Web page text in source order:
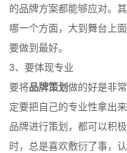
的品牌方案都能够应对。
哪一个方面，大到舞台上
要做到最好。
3、要体现专业
要将品牌策划做的好是非
定要把自己的专业性拿出
品牌进行策划，都可以积
时，总是喜欢敷衍了事，